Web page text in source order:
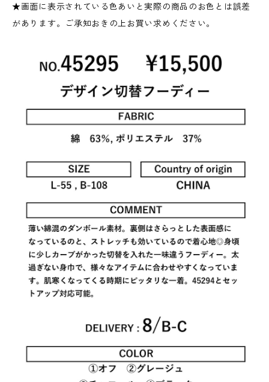
★画面に表示されている色あいと実際の商品のお色とは誤差
があります。ご承知おきの上お買い求めください。